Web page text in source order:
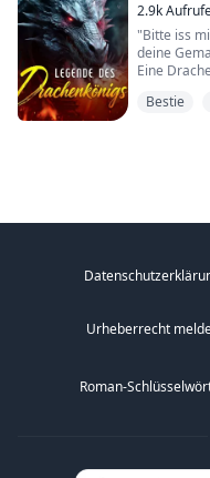
Seine
und hielt.
2.9k
"Bitte iss
deine
Eine
In dieser
Bestie
Urheberrecht
Roman-